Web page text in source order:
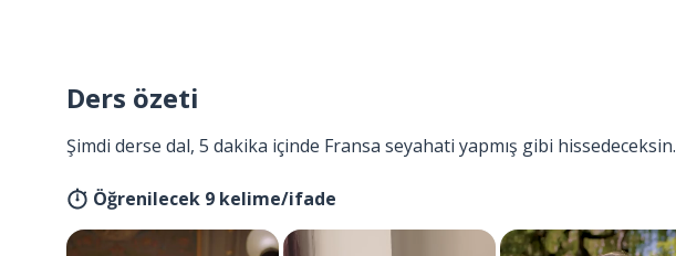
Ders özeti
Şimdi derse dal, 5 dakika içinde Fransa seyahati yapmış gibi hissedeceksin.
Öğrenilecek 9 kelime/ifade